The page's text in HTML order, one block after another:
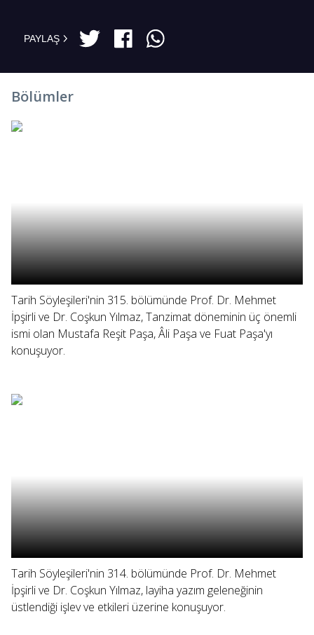
PAYLAŞ
Bölümler
Tarih Söyleşileri'nin 315. bölümünde Prof. Dr. Mehmet
İpşirli ve Dr. Coşkun Yılmaz, Tanzimat döneminin üç önemli
ismi olan Mustafa Reşit Paşa, Âli Paşa ve Fuat Paşa'yı
konuşuyor.
Tarih Söyleşileri'nin 314. bölümünde Prof. Dr. Mehmet
İpşirli ve Dr. Coşkun Yılmaz, layiha yazım geleneğinin
üstlendiği işlev ve etkileri üzerine konuşuyor.